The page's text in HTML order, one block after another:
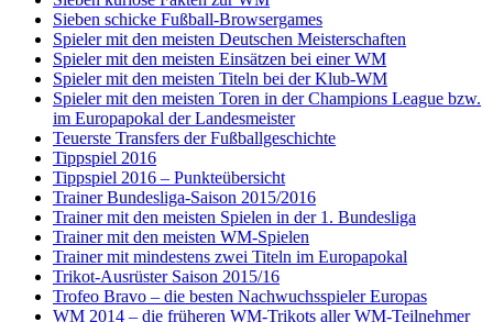
Sieben schicke Fußball-Browsergames
Spieler mit den meisten Deutschen Meisterschaften
Spieler mit den meisten Einsätzen bei einer WM
Spieler mit den meisten Titeln bei der Klub-WM
Spieler mit den meisten Toren in der Champions League bzw.
im Europapokal der Landesmeister
Teuerste Transfers der Fußballgeschichte
Tippspiel 2016
Tippspiel 2016 – Punkteübersicht
Trainer Bundesliga-Saison 2015/2016
Trainer mit den meisten Spielen in der 1. Bundesliga
Trainer mit den meisten WM-Spielen
Trainer mit mindestens zwei Titeln im Europapokal
Trikot-Ausrüster Saison 2015/16
Trofeo Bravo – die besten Nachwuchsspieler Europas
WM 2014 – die früheren WM-Trikots aller WM-Teilnehmer